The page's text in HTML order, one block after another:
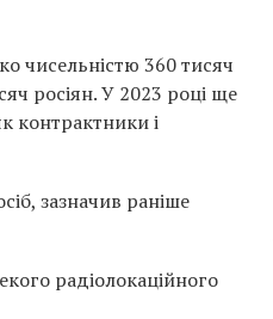
чисельністю 360 тисяч
росіян. У 2023 році ще
контрактники і
зазначив раніше
радіолокаційного